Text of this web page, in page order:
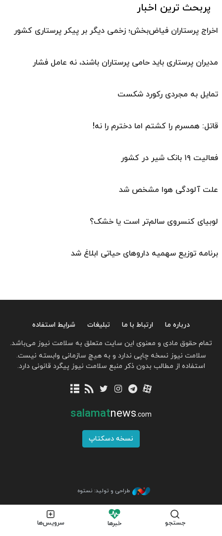
پربحث ترین اخبار
اخراج پرستاران فیاض‌بخش؛ زخمی دیگر بر پیکر پرستاری کشور
مدیران پرستاری باید حامی پرستاران باشند، نه عامل فشار
تمایل به مجردی رکورد شکست
قاتل: همسرم را کشتم اما دخترم را نه!
فعالیت ۱۹ بانک شیر در کشور
علت آلودگی هوا مشخص شد
لوبیای کنسروی سالم‌تر است یا خشک؟
برنامه توزیع سهمیه داروهای حیاتی ابلاغ شد
جستجو خبرها سرویس‌ها
درباره ما ارتباط با ما تبلیغات
شرایط استفاده
تمام حقوق مادی و معنوی این سایت متعلق به سلامت نیوز می‌باشد.
سلامت نیوز نسخه چاپی ندارد و به هیچ سازمانی وابسته نیست.
استفاده از مطالب بدون ذکر منبع سلامت نیوز پیگرد قانونی دارد.
salamatnews.com
نسخه دسکتاپ
طراحی و تولید: نستوه